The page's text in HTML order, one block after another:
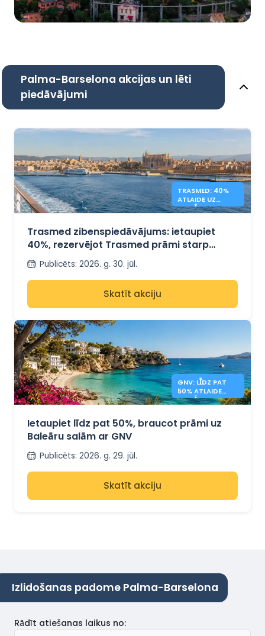
Palma-Barselona akcijas un lēti
piedāvājumi
TRASMED: 40%
ATLAIDE UZ
BALEĀRIEM –
Trasmed zibenspiedāvājums: ietaupiet
40%, rezervējot Trasmed prāmi starp
Spāniju un Baleāru salām
Publicēts: 2026. g. 30. jūl.
Skatīt akciju
GNV: LĪDZ PAT
50% ATLAIDE
BALEĀRU SALU
Ietaupiet līdz pat 50%, braucot prāmi uz
Baleāru salām ar GNV
Publicēts: 2026. g. 29. jūl.
Skatīt akciju
Izlidošanas padome Palma-Barselona
Rādīt atiešanas laikus no: